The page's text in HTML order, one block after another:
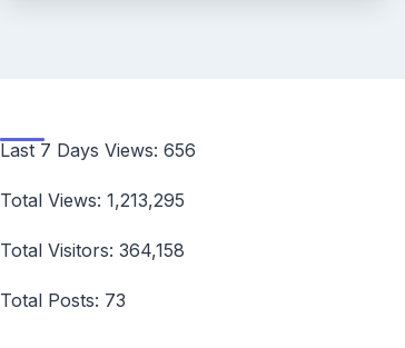
Last 7 Days Views: 656
Total Views: 1,213,295
Total Visitors: 364,158
Total Posts: 73